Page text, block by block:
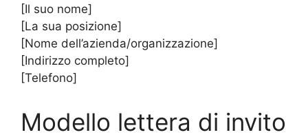
[Il suo nome]
[La sua posizione]
[Nome dell’azienda/organizzazione]
[Indirizzo completo]
[Telefono]
Modello lettera di invito